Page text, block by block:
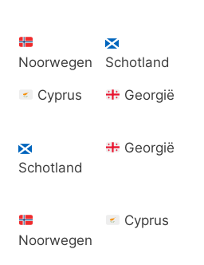
Noorwegen
Schotland
Cyprus Georgië
Schotland
Georgië
Noorwegen
Cyprus